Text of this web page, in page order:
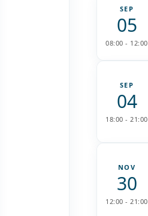
SEP
05
08:00 - 12:00
SEP
04
18:00 - 21:00
NOV
30
12:00 - 21:00